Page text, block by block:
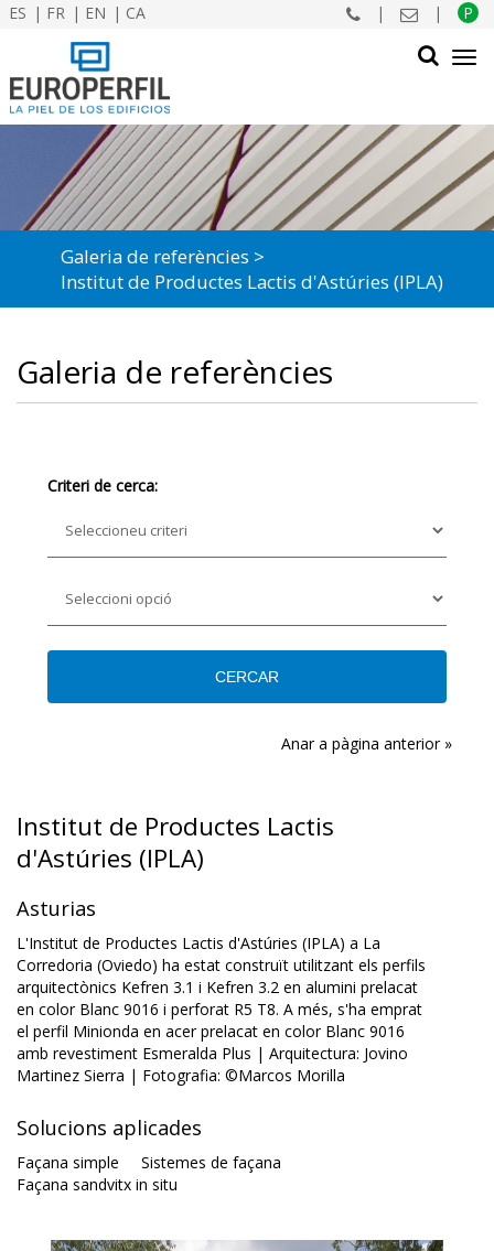
ES FR EN CA | | P
CERCAR
Galeria de referències
Institut de Productes Lactis d'Astúries (IPLA)
Galeria de referències
Criteri de cerca:
Anar a pàgina anterior »
Institut de Productes Lactis
d'Astúries (IPLA)
Asturias
L'Institut de Productes Lactis d'Astúries (IPLA) a La
Corredoria (Oviedo) ha estat construït utilitzant els perfils
arquitectònics Kefren 3.1 i Kefren 3.2 en alumini prelacat
en color Blanc 9016 i perforat R5 T8. A més, s'ha emprat
el perfil Minionda en acer prelacat en color Blanc 9016
amb revestiment Esmeralda Plus | Arquitectura: Jovino
Martinez Sierra | Fotografia: ©Marcos Morilla
Solucions aplicades
Façana simple
Sistemes de façana
Façana sandvitx in situ